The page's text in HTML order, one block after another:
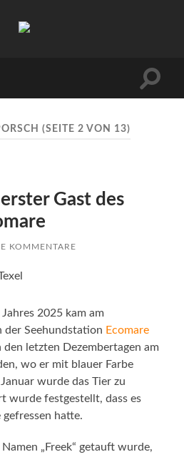
Familie
(SEITE 2 VON 13)
Gast des
KOMMENTARE
2025 kam am
der Seehundstation Ecomare
letzten Dezembertagen am
wo er mit blauer Farbe
wurde das Tier zu
wurde festgestellt, dass es
hatte.
„Freek“ getauft wurde,